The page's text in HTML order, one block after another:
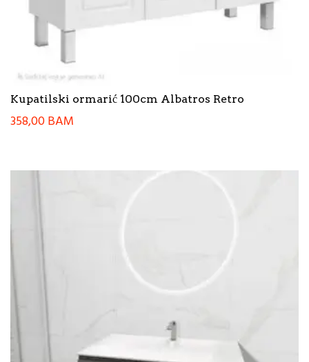
Kupatilski ormarić 100cm Albatros Retro
358,00BAM